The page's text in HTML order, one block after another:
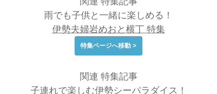
雨でも子供と一緒に楽しめる！
伊勢夫婦岩めおと横丁 特集
特集ページへ移動 >
関連 特集記事
子連れで楽しむ伊勢シーパラダイス！